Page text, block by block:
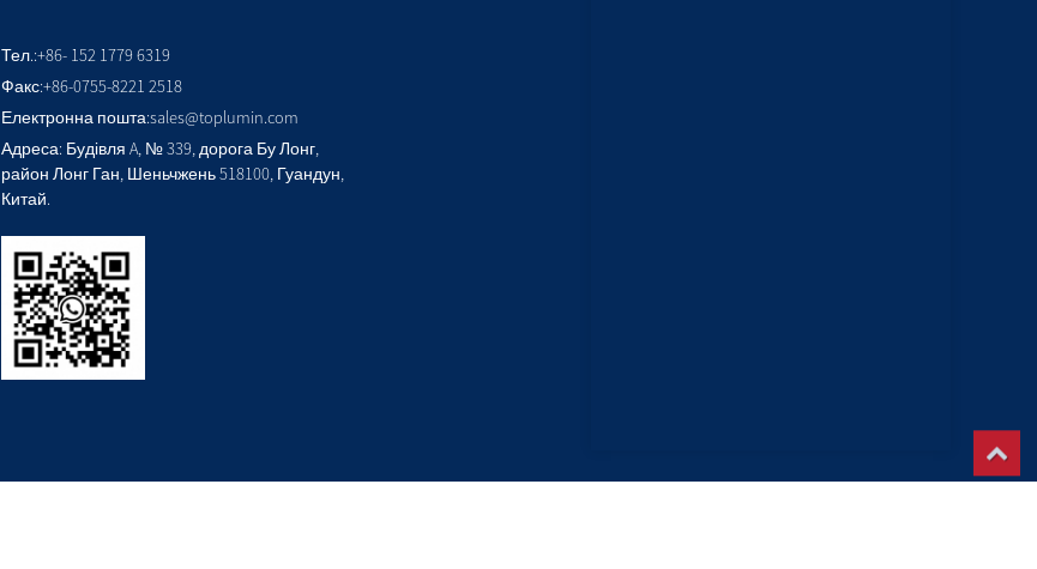
Тел.:+86- 152 1779 6319
Факс:+86-0755-8221 2518
Електронна пошта:sales@toplumin.com
Адреса: Будівля A, № 339, дорога Бу Лонг,
район Лонг Ган, Шеньчжень 518100, Гуандун,
Китай.